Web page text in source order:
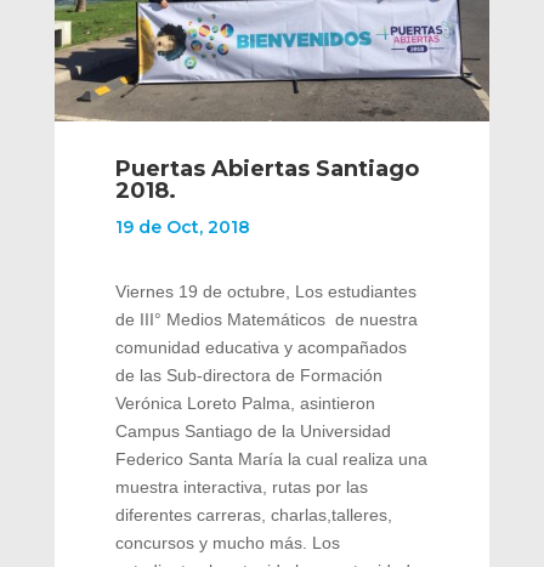
Puertas Abiertas Santiago
2018.
19 de Oct, 2018
Viernes 19 de octubre, Los estudiantes
de III° Medios Matemáticos de nuestra
comunidad educativa y acompañados
de las Sub-directora de Formación
Verónica Loreto Palma, asintieron
Campus Santiago de la Universidad
Federico Santa María la cual realiza una
muestra interactiva, rutas por las
diferentes carreras, charlas,talleres,
concursos y mucho más. Los